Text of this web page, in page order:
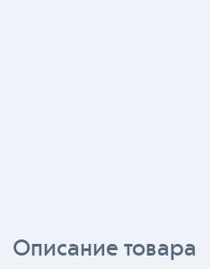
Описание товара